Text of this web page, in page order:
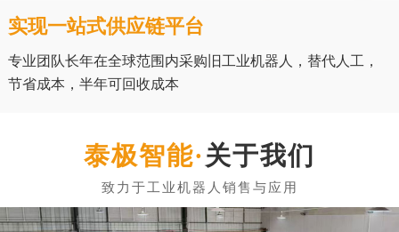
实现一站式供应链平台
专业团队长年在全球范围内采购旧工业机器人，替代人工，
节省成本，半年可回收成本
关于我们